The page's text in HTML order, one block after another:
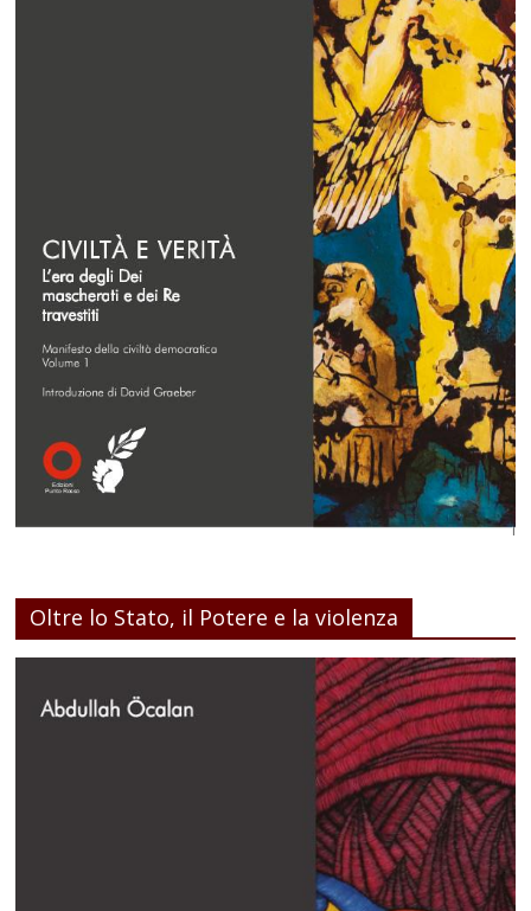
Oltre lo Stato, il Potere e la violenza